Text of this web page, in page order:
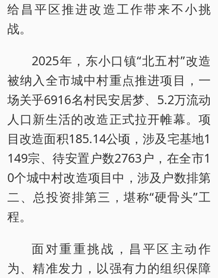
给昌平区推进改造工作带来不小挑
战。
2025年，东小口镇“北五村”改造
被纳入全市城中村重点推进项目，一
场关乎6916名村民安居梦、5.2万流动
人口新生活的改造正式拉开帷幕。项
目改造面积185.14公顷，涉及宅基地1
149宗、待安置户数2763户，在全市1
0个城中村改造项目中，涉及户数排第
二、总投资排第三，堪称“硬骨头”工
程。
面对重重挑战，昌平区主动作
为、精准发力，以强有力的组织保障